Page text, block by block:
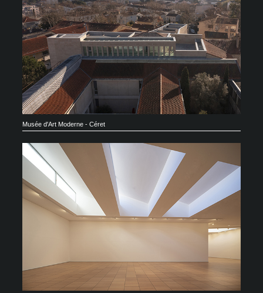
Musée d'Art Moderne - Céret